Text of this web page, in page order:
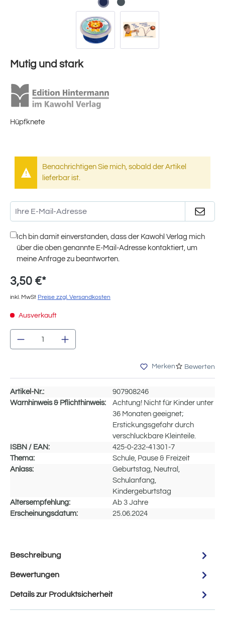
Mutig und stark
Hüpfknete
Benachrichtigen Sie mich, sobald der Artikel
lieferbar ist.
Ich bin damit einverstanden, dass der Kawohl Verlag mich
über die oben genannte E-Mail-Adresse kontaktiert, um
meine Anfrage zu beantworten.
3,50 €*
inkl. MwSt Preise zzgl. Versandkosten
Ausverkauft
Produkt Anzahl: Gib den gewünschten
Merken Bewerten
Artikel-Nr.:
907908246
Warnhinweis & Pflichthinweis:
Achtung! Nicht für Kinder unter
36 Monaten geeignet;
Erstickungsgefahr durch
verschluckbare Kleinteile.
ISBN / EAN:
425-0-232-41301-7
Thema:
Schule, Pause & Freizeit
Anlass:
Geburtstag, Neutral,
Schulanfang,
Kindergeburtstag
Altersempfehlung:
Ab 3 Jahre
Erscheinungsdatum:
25.06.2024
Beschreibung
Bewertungen
Details zur Produktsicherheit